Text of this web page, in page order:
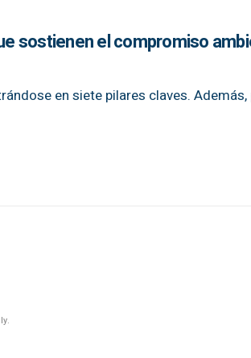
sostienen el compromiso
en siete pilares claves. Además,